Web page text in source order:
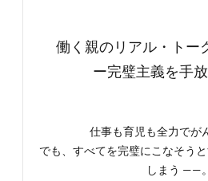
働く親のリアル・トー
ー完璧主義を手
仕事も育児も全力でが
でも、すべてを完璧にこなそう
しまう ——。